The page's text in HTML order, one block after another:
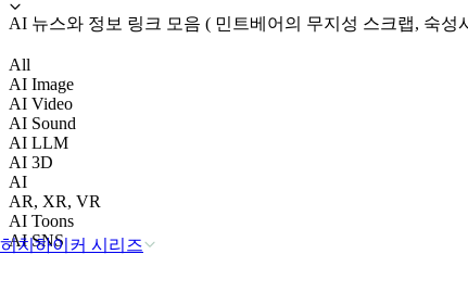
히치하이커 시리즈
AI 뉴스와 정보 링크 모음 ( 민트베어의 무지성 스크랩, 숙성
All
AI Image
AI Video
AI Sound
AI LLM
AI 3D
AI
AR, XR, VR
AI Toons
AI SNS